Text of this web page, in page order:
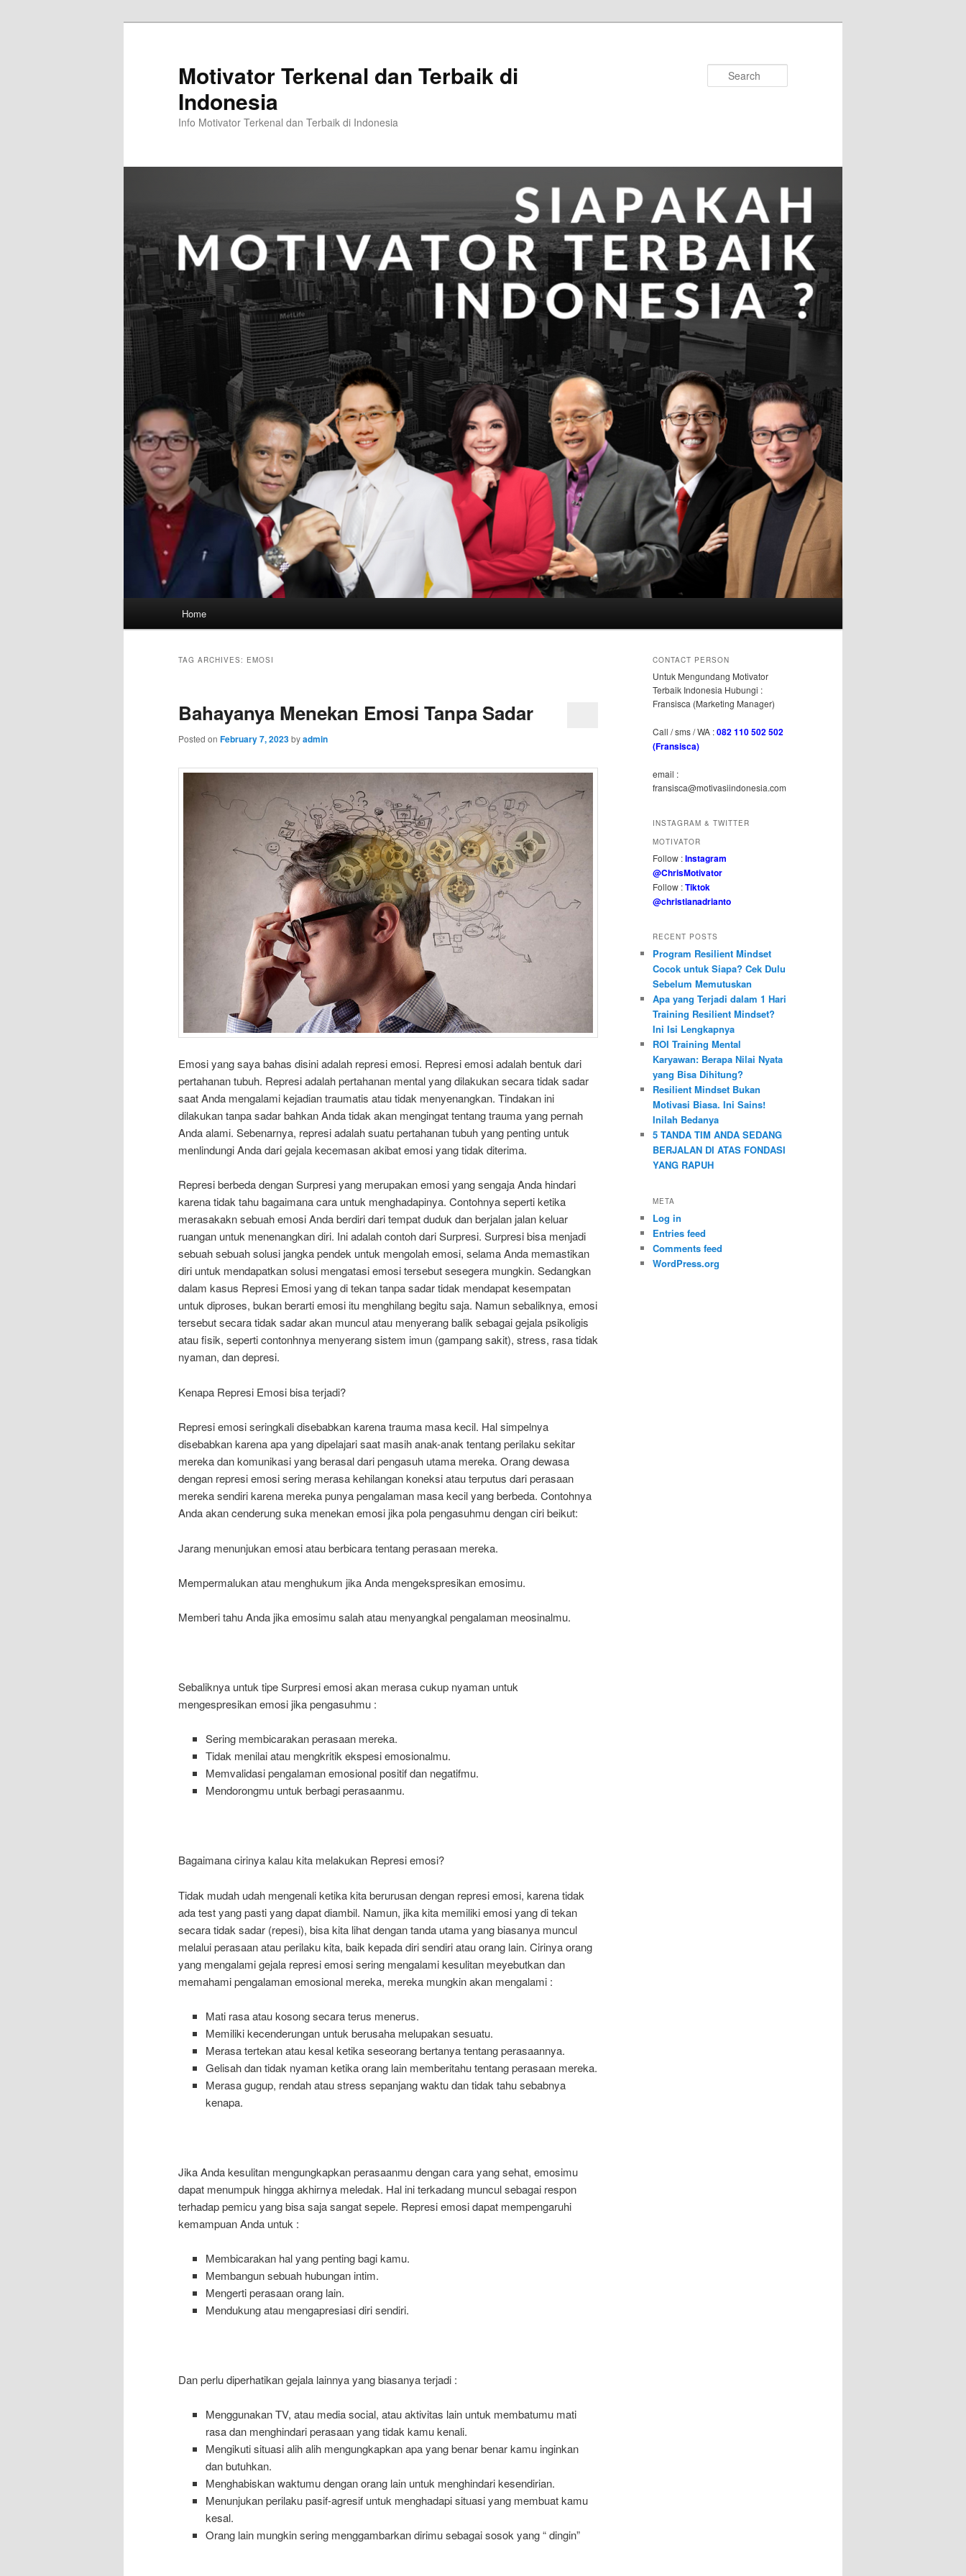
Motivator Terkenal dan Terbaik di
Indonesia
Info Motivator Terkenal dan Terbaik di Indonesia
Home
TAG ARCHIVES: EMOSI
Bahayanya Menekan Emosi Tanpa Sadar
Posted on February 7, 2023byadmin
Emosi yang saya bahas disini adalah represi emosi. Represi emosi adalah bentuk dari
pertahanan tubuh. Represi adalah pertahanan mental yang dilakukan secara tidak sadar
saat Anda mengalami kejadian traumatis atau tidak menyenangkan. Tindakan ini
dilakukan tanpa sadar bahkan Anda tidak akan mengingat tentang trauma yang pernah
Anda alami. Sebenarnya, represi adalah suatu pertahanan tubuh yang penting untuk
menlindungi Anda dari gejala kecemasan akibat emosi yang tidak diterima.
Represi berbeda dengan Surpresi yang merupakan emosi yang sengaja Anda hindari
karena tidak tahu bagaimana cara untuk menghadapinya. Contohnya seperti ketika
merasakakn sebuah emosi Anda berdiri dari tempat duduk dan berjalan jalan keluar
ruangan untuk menenangkan diri. Ini adalah contoh dari Surpresi. Surpresi bisa menjadi
sebuah sebuah solusi jangka pendek untuk mengolah emosi, selama Anda memastikan
diri untuk mendapatkan solusi mengatasi emosi tersebut sesegera mungkin. Sedangkan
dalam kasus Represi Emosi yang di tekan tanpa sadar tidak mendapat kesempatan
untuk diproses, bukan berarti emosi itu menghilang begitu saja. Namun sebaliknya, emosi
tersebut secara tidak sadar akan muncul atau menyerang balik sebagai gejala psikoligis
atau fisik, seperti contonhnya menyerang sistem imun (gampang sakit), stress, rasa tidak
nyaman, dan depresi.
Kenapa Represi Emosi bisa terjadi?
Represi emosi seringkali disebabkan karena trauma masa kecil. Hal simpelnya
disebabkan karena apa yang dipelajari saat masih anak-anak tentang perilaku sekitar
mereka dan komunikasi yang berasal dari pengasuh utama mereka. Orang dewasa
dengan represi emosi sering merasa kehilangan koneksi atau terputus dari perasaan
mereka sendiri karena mereka punya pengalaman masa kecil yang berbeda. Contohnya
Anda akan cenderung suka menekan emosi jika pola pengasuhmu dengan ciri beikut:
Jarang menunjukan emosi atau berbicara tentang perasaan mereka.
Mempermalukan atau menghukum jika Anda mengekspresikan emosimu.
Memberi tahu Anda jika emosimu salah atau menyangkal pengalaman meosinalmu.
Sebaliknya untuk tipe Surpresi emosi akan merasa cukup nyaman untuk
mengespresikan emosi jika pengasuhmu :
Sering membicarakan perasaan mereka.
Tidak menilai atau mengkritik ekspesi emosionalmu.
Memvalidasi pengalaman emosional positif dan negatifmu.
Mendorongmu untuk berbagi perasaanmu.
Bagaimana cirinya kalau kita melakukan Represi emosi?
Tidak mudah udah mengenali ketika kita berurusan dengan represi emosi, karena tidak
ada test yang pasti yang dapat diambil. Namun, jika kita memiliki emosi yang di tekan
secara tidak sadar (repesi), bisa kita lihat dengan tanda utama yang biasanya muncul
melalui perasaan atau perilaku kita, baik kepada diri sendiri atau orang lain. Cirinya orang
yang mengalami gejala represi emosi sering mengalami kesulitan meyebutkan dan
memahami pengalaman emosional mereka, mereka mungkin akan mengalami :
Mati rasa atau kosong secara terus menerus.
Memiliki kecenderungan untuk berusaha melupakan sesuatu.
Merasa tertekan atau kesal ketika seseorang bertanya tentang perasaannya.
Gelisah dan tidak nyaman ketika orang lain memberitahu tentang perasaan mereka.
Merasa gugup, rendah atau stress sepanjang waktu dan tidak tahu sebabnya
kenapa.
Jika Anda kesulitan mengungkapkan perasaanmu dengan cara yang sehat, emosimu
dapat menumpuk hingga akhirnya meledak. Hal ini terkadang muncul sebagai respon
terhadap pemicu yang bisa saja sangat sepele. Represi emosi dapat mempengaruhi
kemampuan Anda untuk :
Membicarakan hal yang penting bagi kamu.
Membangun sebuah hubungan intim.
Mengerti perasaan orang lain.
Mendukung atau mengapresiasi diri sendiri.
Dan perlu diperhatikan gejala lainnya yang biasanya terjadi :
Menggunakan TV, atau media social, atau aktivitas lain untuk membatumu mati
rasa dan menghindari perasaan yang tidak kamu kenali.
Mengikuti situasi alih alih mengungkapkan apa yang benar benar kamu inginkan
dan butuhkan.
Menghabiskan waktumu dengan orang lain untuk menghindari kesendirian.
Menunjukan perilaku pasif-agresif untuk menghadapi situasi yang membuat kamu
kesal.
Orang lain mungkin sering menggambarkan dirimu sebagai sosok yang “ dingin”
CONTACT PERSON
Untuk Mengundang Motivator
Terbaik Indonesia Hubungi :
Fransisca (Marketing Manager)
Call / sms / WA :082 110 502 502
(Fransisca)
email :
fransisca@motivasiindonesia.com
INSTAGRAM & TWITTER
MOTIVATOR
Follow :Instagram
@ChrisMotivator
Follow :Tiktok
@christianadrianto
RECENT POSTS
Program Resilient Mindset
Cocok untuk Siapa? Cek Dulu
Sebelum Memutuskan
Apa yang Terjadi dalam 1 Hari
Training Resilient Mindset?
Ini Isi Lengkapnya
ROI Training Mental
Karyawan: Berapa Nilai Nyata
yang Bisa Dihitung?
Resilient Mindset Bukan
Motivasi Biasa. Ini Sains!
Inilah Bedanya
5 TANDA TIM ANDA SEDANG
BERJALAN DI ATAS FONDASI
YANG RAPUH
META
Log in
Entries feed
Comments feed
WordPress.org